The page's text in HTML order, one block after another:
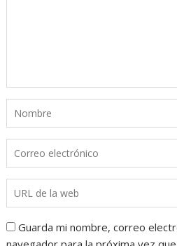
Guarda mi nombre, correo